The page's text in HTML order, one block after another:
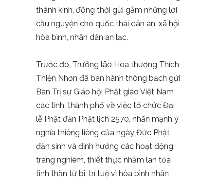
thành kính, đồng thời gửi gắm những lời
cầu nguyện cho quốc thái dân an, xã hội
hòa bình, nhân dân an lạc.
Trước đó, Trưởng lão Hòa thượng Thích
Thiện Nhơn đã ban hành thông bạch gửi
Ban Trị sự Giáo hội Phật giáo Việt Nam
các tỉnh, thành phố về việc tổ chức Đại
lễ Phật đản Phật lịch 2570, nhấn mạnh ý
nghĩa thiêng liêng của ngày Đức Phật
đản sinh và định hướng các hoạt động
trang nghiêm, thiết thực nhằm lan tỏa
tinh thần từ bi, trí tuệ vì hòa bình nhân